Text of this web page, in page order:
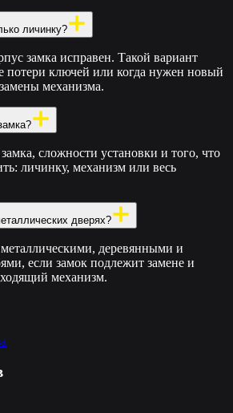
личинку?
замка исправен. Такой вариант
потери ключей или когда нужен новый
механизма.
сложности установки и того, что
личинку, механизм или весь
дверях?
металлическими, деревянными и
если замок подлежит замене и
механизм.